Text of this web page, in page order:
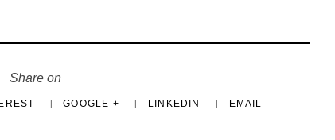
Share on
GOOGLE + LINKEDIN EMAIL